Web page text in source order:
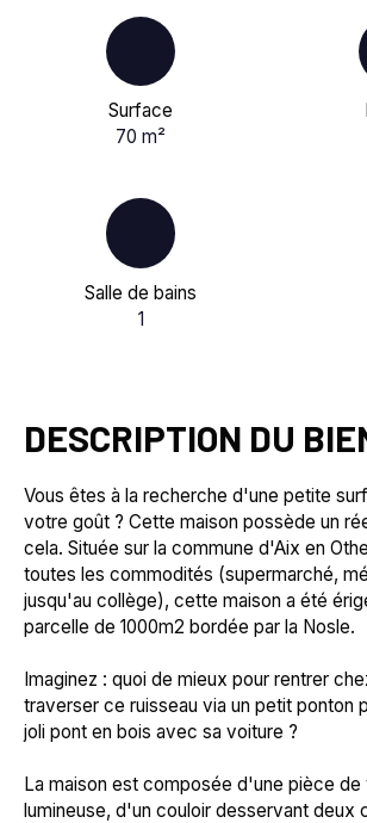
Surface
70m²
Salle de bains
1
DESCRIPTION DU
Vous êtes à la recherche d'une petite
votre goût ? Cette maison possède un
cela. Située sur la commune d'Aix en
toutes les commodités (supermarché,
jusqu'au collège), cette maison a été
parcelle de 1000m2 bordée par la Nosle.
Imaginez : quoi de mieux pour rentrer
traverser ce ruisseau via un petit ponton
joli pont en bois avec sa voiture ?
La maison est composée d'une pièce de
lumineuse, d'un couloir desservant deux